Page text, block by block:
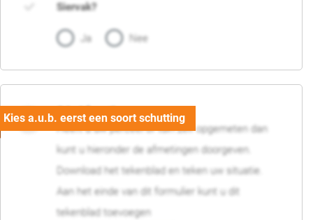
Siervak?
Ja Nee
04. Afmetingen
Heeft u uw perceel of tuin zelf opgemeten dan
kunt u hieronder de afmetingen doorgeven.
Download het tekenblad en teken uw situatie.
Aan het einde van dit formulier kunt u dit
tekenblad toevoegen